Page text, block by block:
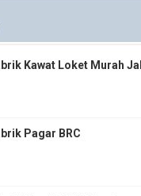
Kawat Loket Murah
Pagar BRC